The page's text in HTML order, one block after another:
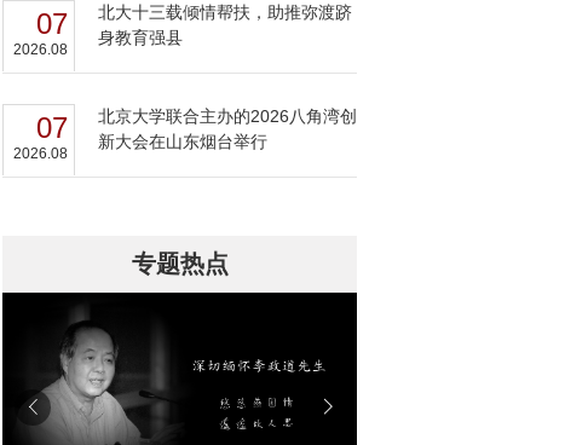
07
2026.08
北大十三载倾情帮扶，助推弥渡跻
身教育强县
07
2026.08
北京大学联合主办的2026八角湾创
新大会在山东烟台举行
专题热点